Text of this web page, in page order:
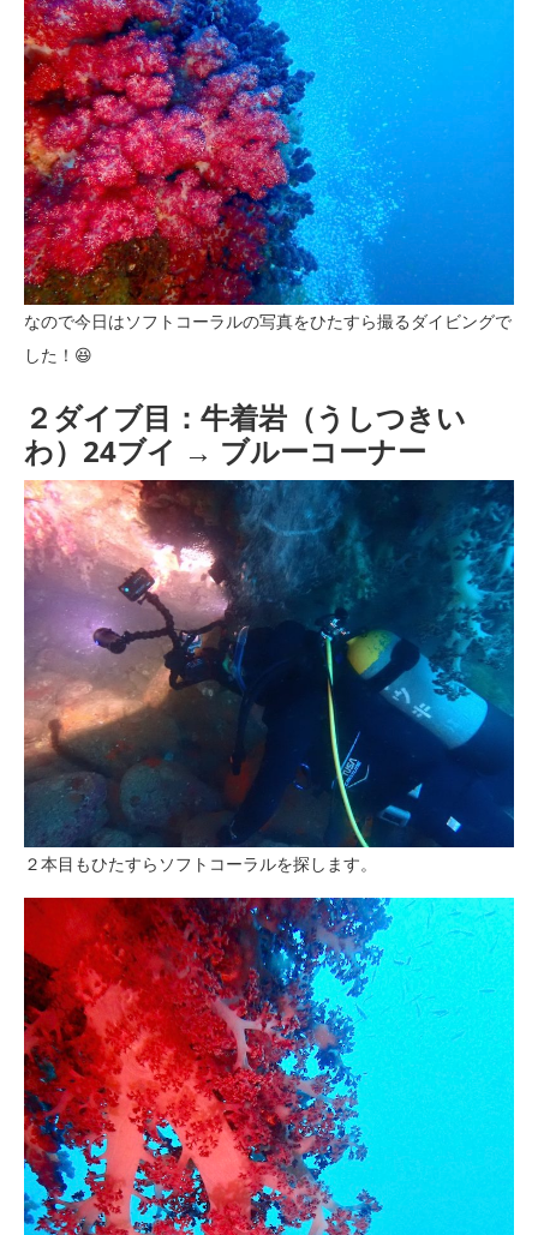
なので今日はソフトコーラルの写真をひたすら撮るダイビングで
した！😆
２ダイブ目：牛着岩（うしつきい
わ）24ブイ → ブルーコーナー
２本目もひたすらソフトコーラルを探します。